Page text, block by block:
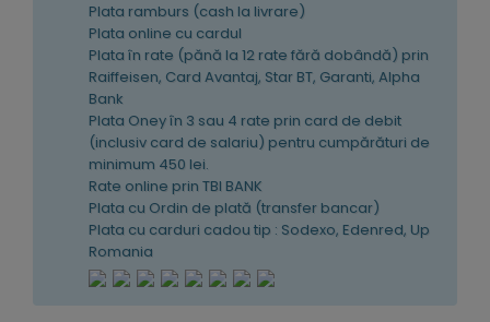
Plata ramburs (cash la livrare)
Plata online cu cardul
Plata în rate (pănă la 12 rate fără dobândă) prin
Raiffeisen, Card Avantaj, Star BT, Garanti, Alpha
Bank
Plata Oney în 3 sau 4 rate prin card de debit
(inclusiv card de salariu) pentru cumpărături de
minimum 450 lei.
Rate online prin TBI BANK
Plata cu Ordin de plată (transfer bancar)
Plata cu carduri cadou tip : Sodexo, Edenred, Up
Romania